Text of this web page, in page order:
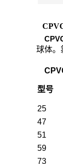
球体。
型号
25
47
51
59
73